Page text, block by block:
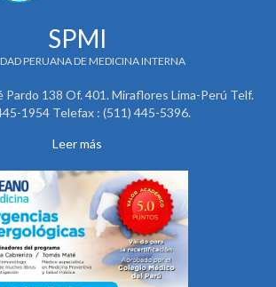
SPMI
PERUANA DE MEDICINA INTERNA
Pardo 138 Of. 401. Miraflores Lima-Perú Telf.
1954 Telefax : (511) 445-5396.
Leer más